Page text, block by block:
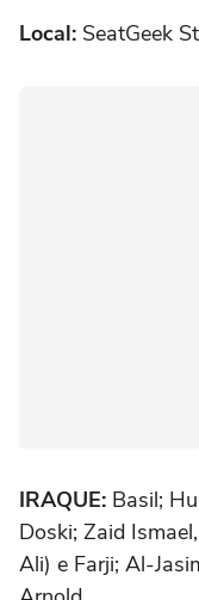
Local: SeatGeek
IRAQUE: Basil;
Doski; Zaid
Ali) e Farji; Al-